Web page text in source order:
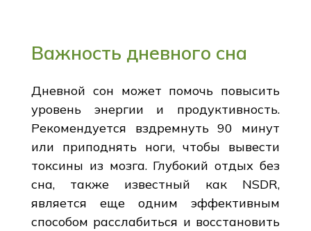
Важность дневного сна
Дневной сон может помочь повысить
уровень энергии и продуктивность.
Рекомендуется вздремнуть 90 минут
или приподнять ноги, чтобы вывести
токсины из мозга. Глубокий отдых без
сна, также известный как NSDR,
является еще одним эффективным
способом расслабиться и восстановить